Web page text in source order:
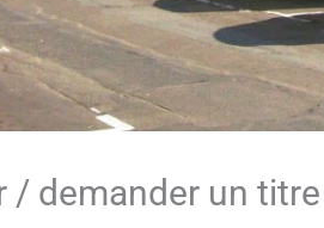
/ demander un